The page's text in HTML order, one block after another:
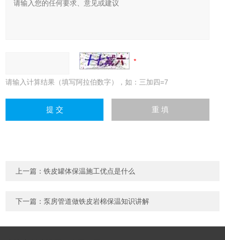
请输入计算结果（填写阿拉伯数字），如：三加四=7
上一篇：铁皮罐体保温施工优点是什么
下一篇：泵房管道做铁皮岩棉保温知识讲解